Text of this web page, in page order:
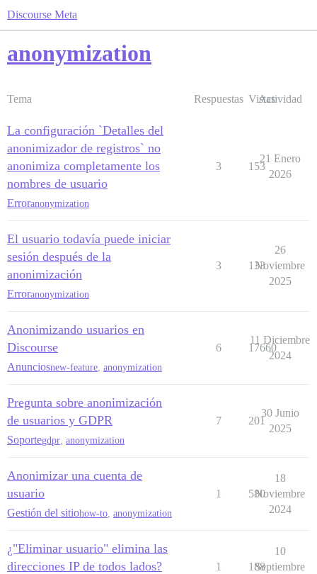
Discourse Meta
anonymization
Tema Respuestas Vistas
Actividad
La configuración `Detalles del
anonimizador de registros` no
anonimiza completamente los
nombres de usuario
Erroranonymization
3 153
21 Enero
2026
El usuario todavía puede iniciar
sesión después de la
anonimización
Erroranonymization
3 133
26
Noviembre
2025
Anonimizando usuarios en
Discourse
Anunciosnew-feature anonymization
6 17660
11 Diciembre
2024
Pregunta sobre anonimización
de usuarios y GDPR
Soportegdpr anonymization
7 201
30 Junio
2025
Anonimizar una cuenta de
usuario
Gestión del sitiohow-to anonymization
1 580
18
Noviembre
2024
¿"Eliminar usuario" elimina las
direcciones IP de todos lados?
1 188
10
Septiembre